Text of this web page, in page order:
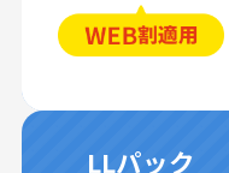
LLパック